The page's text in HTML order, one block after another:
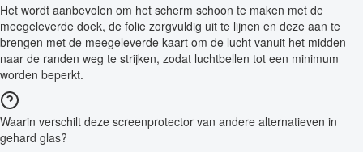
Het wordt aanbevolen om het scherm schoon te maken met de
meegeleverde doek, de folie zorgvuldig uit te lijnen en deze aan te
brengen met de meegeleverde kaart om de lucht vanuit het midden
naar de randen weg te strijken, zodat luchtbellen tot een minimum
worden beperkt.
Waarin verschilt deze screenprotector van andere alternatieven in
gehard glas?